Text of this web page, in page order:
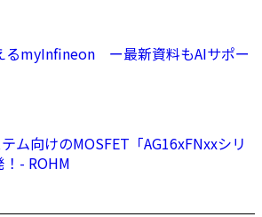
るmyInfineon ー最新資料もAIサポー
ム向けのMOSFET「AG16xFNxxシリ
- ROHM